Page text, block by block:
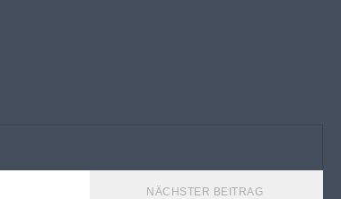
NÄCHSTER BEITRAG